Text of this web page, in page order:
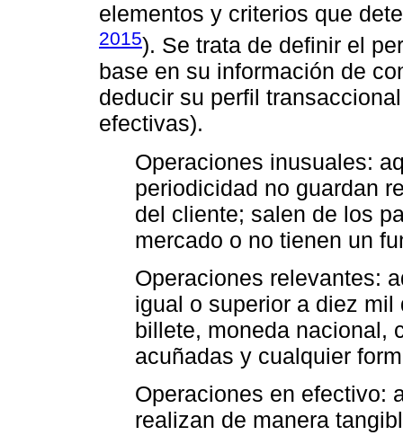
elementos y criterios que
2015). Se trata de definir el
base en su información de
deducir su perfil
efectivas).
Operaciones inusuales:
periodicidad no guardan
del cliente; salen de los
mercado o no tienen un
Operaciones relevantes:
igual o superior a diez
billete, moneda nacional,
acuñadas y cualquier
Operaciones en efectivo:
realizan de manera